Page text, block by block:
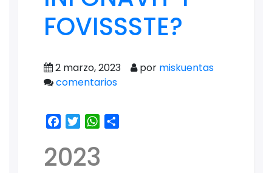
FOVISSSTE?
2 marzo, 2023 por miskuentas
comentarios
Facebook
TwitterWhatsApp
2023